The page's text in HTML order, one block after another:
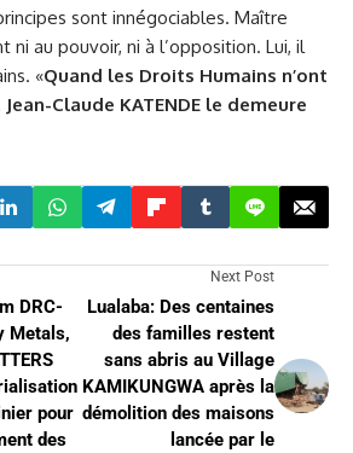
sont innégociables. Maître
ni au pouvoir, ni à l’opposition. Lui, il
«Quand les Droits Humains n’ont
Claude KATENDE le demeure
DRC-
Metals,
pour
des
Next Post
Lualaba: Des centaines
des familles restent
sans abris au Village
KAMIKUNGWA après la
démolition des maisons
lancée par le